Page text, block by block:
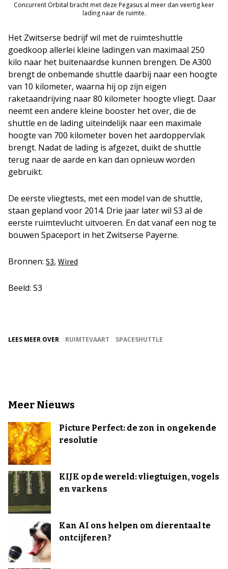
Concurrent Orbital bracht met deze Pegasus al meer dan veertig keer
lading naar de ruimte.
Het Zwitserse bedrijf wil met de ruimteshuttle
goedkoop allerlei kleine ladingen van maximaal 250
kilo naar het buitenaardse kunnen brengen. De A300
brengt de onbemande shuttle daarbij naar een hoogte
van 10 kilometer, waarna hij op zijn eigen
raketaandrijving naar 80 kilometer hoogte vliegt. Daar
neemt een andere kleine booster het over, die de
shuttle en de lading uiteindelijk naar een maximale
hoogte van 700 kilometer boven het aardoppervlak
brengt. Nadat de lading is afgezet, duikt de shuttle
terug naar de aarde en kan dan opnieuw worden
gebruikt.
De eerste vliegtests, met een model van de shuttle,
staan gepland voor 2014. Drie jaar later wil S3 al de
eerste ruimtevlucht uitvoeren. En dat vanaf een nog te
bouwen Spaceport in het Zwitserse Payerne.
Bronnen: S3, Wired
Beeld: S3
LEES MEER OVER RUIMTEVAART SPACESHUTTLE
Meer Nieuws
Picture Perfect: de zon in ongekende
resolutie
KIJK op de wereld: vliegtuigen, vogels
en varkens
Kan AI ons helpen om dierentaal te
ontcijferen?